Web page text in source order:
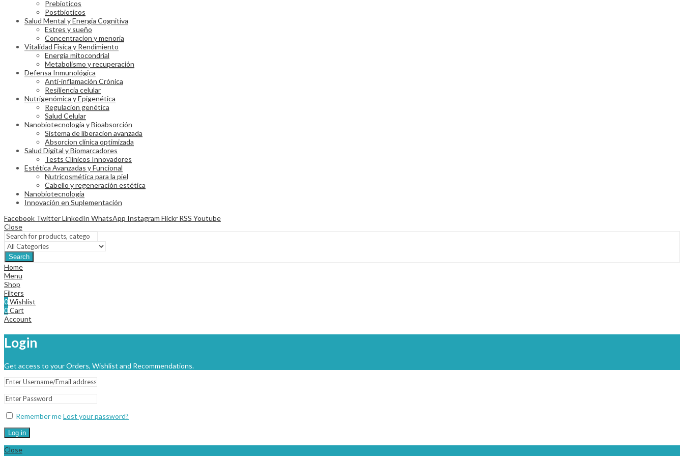
Prebioticos
Postbioticos
Salud Mental y Energia Cognitiva
Estres y sueño
Concentracion y menoria
Vitalidad Fisíca y Rendimiento
Energía mitocondrial
Metabolismo y recuperación
Defensa Inmunológica
Anti-inflamación Crónica
Resiliencia celular
Nutrigenómica y Epigenética
Regulacion genética
Salud Celular
Nanobiotecnología y Bioabsorción
Sistema de liberacion avanzada
Absorcion clínica optimizada
Salud Digital y Biomarcadores
Tests Clínicos Innovadores
Estética Avanzadas y Funcional
Nutricosmética para la piel
Cabello y regeneración estética
Nanobiotecnología
Innovación en Suplementación
Facebook TwitterLinkedIn WhatsApp Instagram Flickr RSS Youtube
Close
Search
Home
Menu
Shop
Filters
0Wishlist
0Cart
Account
Login
Get access to your Orders, Wishlist and Recommendations.
Remember meLost your password?
Log in
Close